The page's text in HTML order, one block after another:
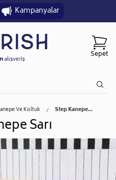
Kampanyalar
Sepet
Ve Koltuk Step Kanepe...
Sarı